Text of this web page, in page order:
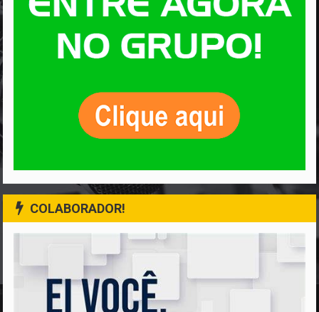
COLABORADOR!